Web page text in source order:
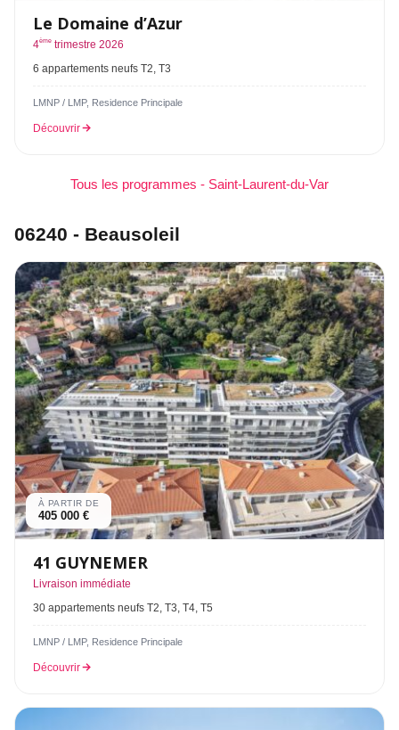
Le Domaine d’Azur
4ème trimestre 2026
6 appartements neufs T2, T3
LMNP / LMP, Residence Principale
Découvrir
Tous les programmes - Saint-Laurent-du-Var
06240 - Beausoleil
À PARTIR DE
405 000 €
41 GUYNEMER
Livraison immédiate
30 appartements neufs T2, T3, T4, T5
LMNP / LMP, Residence Principale
Découvrir